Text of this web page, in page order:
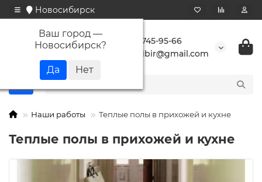
Новосибирск
Ваш город —
Новосибирск?
+7 923 745-95-66
buransibir@gmail.com
Наши работы Теплые полы в прихожей и кухне
Теплые полы в прихожей и кухне